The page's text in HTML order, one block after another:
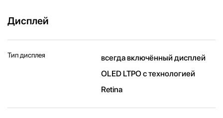
Дисплей
Тип дисплея
всегда включённый дисплей
OLED LTPO с технологией
Retina